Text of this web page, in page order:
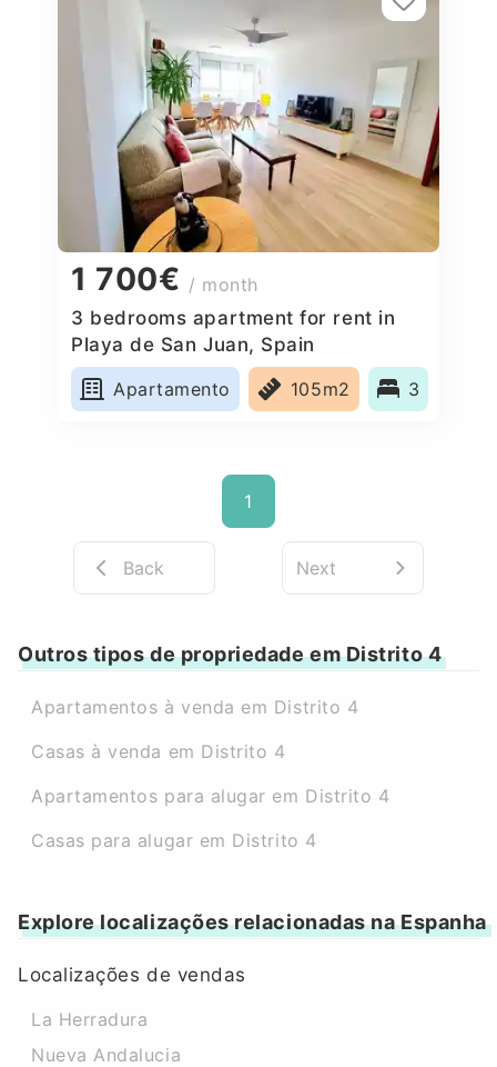
1 700€ / month
3 bedrooms apartment for rent in
Playa de San Juan, Spain
Apartamento
105m2 3
1
Back Next
Outros tipos de propriedade em Distrito 4
Apartamentos à venda em Distrito 4
Casas à venda em Distrito 4
Apartamentos para alugar em Distrito 4
Casas para alugar em Distrito 4
Explore localizações relacionadas na Espanha
Localizações de vendas
La Herradura
Nueva Andalucia